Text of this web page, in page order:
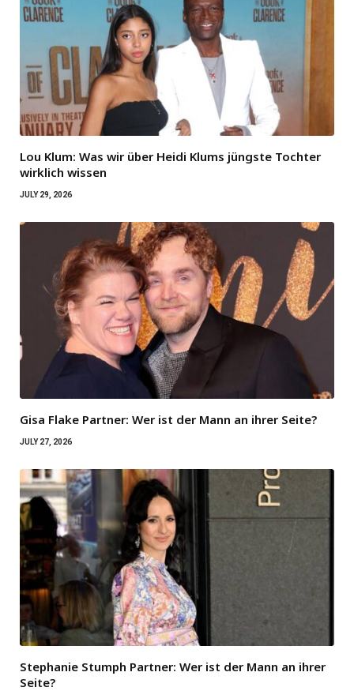
Lou Klum: Was wir über Heidi Klums jüngste Tochter
wirklich wissen
JULY 29, 2026
Gisa Flake Partner: Wer ist der Mann an ihrer Seite?
JULY 27, 2026
Stephanie Stumph Partner: Wer ist der Mann an ihrer
Seite?